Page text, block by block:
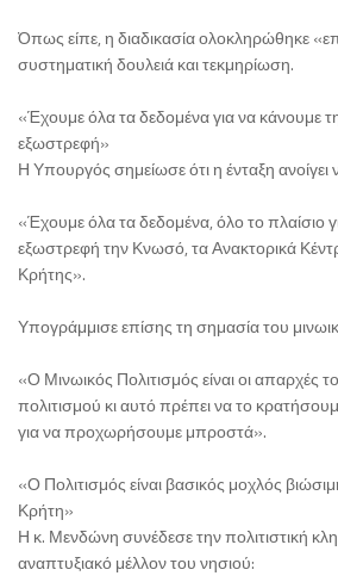
Όπως είπε, η διαδικασία ολοκληρώθηκε
συστηματική δουλειά και τεκμηρίωση.
«Έχουμε όλα τα δεδομένα για να κάνουμε
εξωστρεφή»
Η Υπουργός σημείωσε ότι η ένταξη
«Έχουμε όλα τα δεδομένα, όλο το πλαίσιο
εξωστρεφή την Κνωσό, τα Ανακτορικά
Κρήτης».
Υπογράμμισε επίσης τη σημασία του
«Ο Μινωικός Πολιτισμός είναι οι απαρχές
πολιτισμού κι αυτό πρέπει να το
για να προχωρήσουμε μπροστά».
«Ο Πολιτισμός είναι βασικός μοχλός
Κρήτη»
Η κ. Μενδώνη συνέδεσε την πολιτιστική
αναπτυξιακό μέλλον του νησιού: